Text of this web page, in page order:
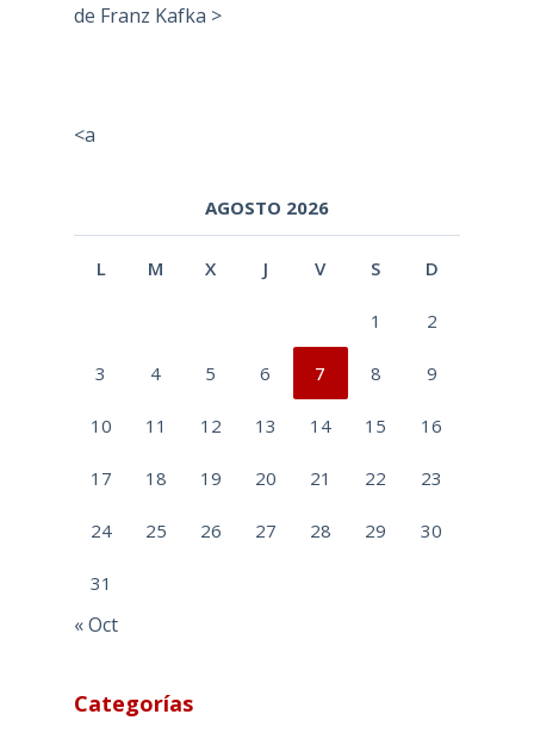
de Franz Kafka >
<a
AGOSTO 2026
L M X J V S D
1 2
3 4 5 6 7 8 9
10 11 12 13 14 15 16
17 18 19 20 21 22 23
24 25 26 27 28 29 30
31
« Oct
Categorías